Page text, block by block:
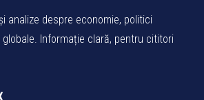
analize despre economie, politici
Informație clară, pentru cititori